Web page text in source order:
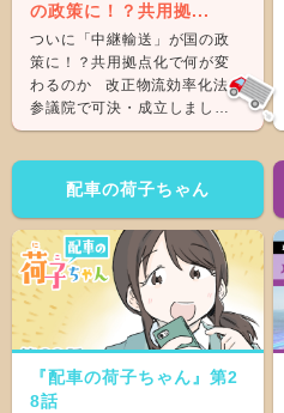
の政策に！？共用拠...
ついに「中継輸送」が国の政
策に！？共用拠点化で何が変
わるのか 改正物流効率化法が
参議院で可決・成立しまし
た。 &nb...
配車の荷子ちゃん
『配車の荷子ちゃん』第2
8話